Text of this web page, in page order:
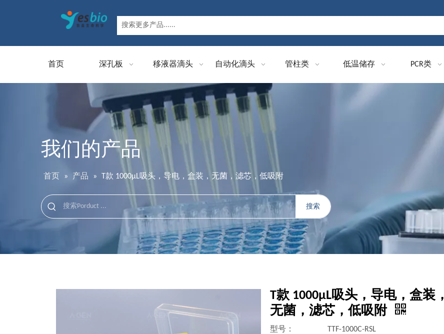
首页 深孔板 移液器滴头 自动化滴头 管柱类 低温储存 PCR类
我们的产品
首页 » 产品 » T款 1000μL吸头，导电，盒装，无菌，滤芯，低吸附
搜索
T款 1000μL吸头，导电，盒装，
无菌，滤芯，低吸附
型号：
TTF-1000C-RSL